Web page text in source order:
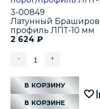
3-00849
Латунный
профиль ЛПТ-10 мм
2 624 ₽
- +
В КОРЗИНУ
В КОРЗИНЕ